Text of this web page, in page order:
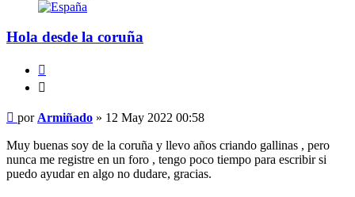
Hola desde la coruña
Mensaje
por Armiñado » 12 May 2022 00:58
Muy buenas soy de la coruña y llevo años criando gallinas , pero
nunca me registre en un foro , tengo poco tiempo para escribir si
puedo ayudar en algo no dudare, gracias.